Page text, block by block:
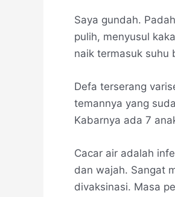
Saya gundah.
pulih, menyusul
naik termasuk suhu
Defa terserang
temannya yang
Kabarnya ada 7
Cacar air adalah
dan wajah. Sangat
divaksinasi. Masa